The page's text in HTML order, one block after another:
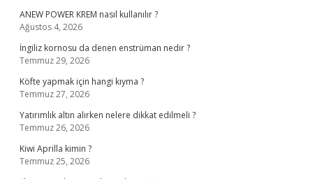
ANEW POWER KREM nasıl kullanılır ?
Ağustos 4, 2026
İngiliz kornosu da denen enstrüman nedir ?
Temmuz 29, 2026
Köfte yapmak için hangi kıyma ?
Temmuz 27, 2026
Yatırımlık altın alırken nelere dikkat edilmeli ?
Temmuz 26, 2026
Kiwi Aprilla kimin ?
Temmuz 25, 2026